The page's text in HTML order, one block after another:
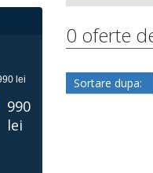
lei
990
lei
0 oferte
Sortare dupa: